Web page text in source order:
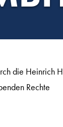
die Heinrich
Rechte